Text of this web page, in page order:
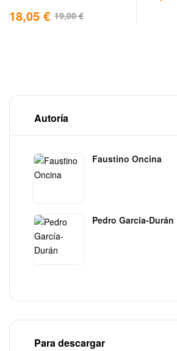
19,00€
18,05 €
Autoría
Faustino Oncina
Pedro García-Durán
Para descargar